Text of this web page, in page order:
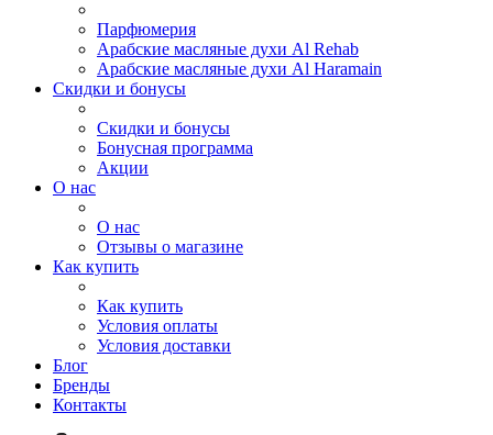
Парфюмерия
Арабские масляные духи Al Rehab
Арабские масляные духи Al Haramain
Скидки и бонусы
Скидки и бонусы
Бонусная программа
Акции
О нас
О нас
Отзывы о магазине
Как купить
Как купить
Условия оплаты
Условия доставки
Блог
Бренды
Контакты